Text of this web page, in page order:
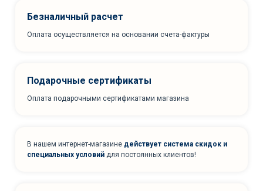
Безналичный расчет
Оплата осуществляется на основании счета-фактуры
Подарочные сертификаты
Оплата подарочными сертификатами магазина
В нашем интернет-магазине действует система скидок и
специальных условий для постоянных клиентов!